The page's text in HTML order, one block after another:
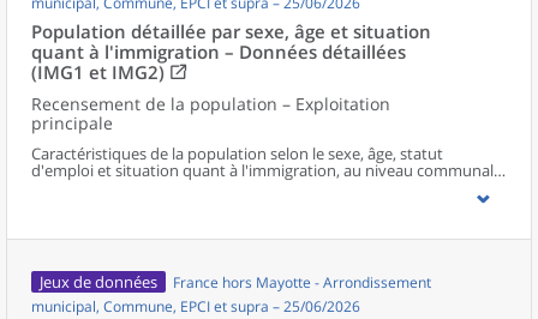
Population détaillée par sexe, âge et situation
quant à l'immigration – Données détaillées
(IMG1 et IMG2)
Recensement de la population – Exploitation
principale
Caractéristiques de la population selon le sexe, âge, statut
d'emploi et situation quant à l'immigration, au niveau communal
et supracommunal pour la France hors Mayotte.
Jeux de données
France hors Mayotte - Arrondissement
municipal, Commune, EPCI et supra – 25/06/2026